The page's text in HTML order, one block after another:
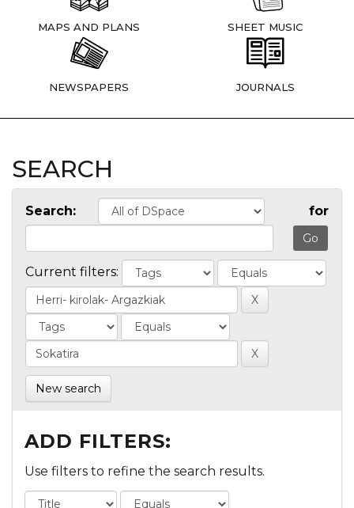
MAPS AND PLANS SHEET MUSIC
NEWSPAPERS JOURNALS
SEARCH
Search: for
Current filters:
New search
ADD FILTERS:
Use filters to refine the search results.